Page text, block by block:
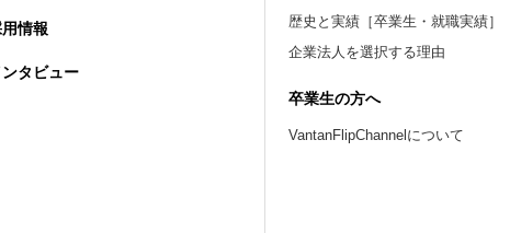
情報
ンタビュー
歴史と実績［卒業生・就職実績］
企業法人を選択する理由
卒業生の方へ
VantanFlipChannelについて